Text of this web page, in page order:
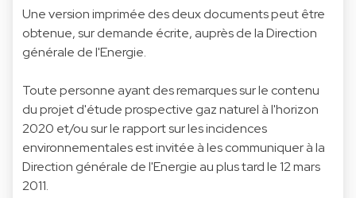
Une version imprimée des deux documents peut être
obtenue, sur demande écrite, auprès de la Direction
générale de l'Energie.
Toute personne ayant des remarques sur le contenu
du projet d'étude prospective gaz naturel à l'horizon
2020 et/ou sur le rapport sur les incidences
environnementales est invitée à les communiquer à la
Direction générale de l'Energie au plus tard le 12 mars
2011.